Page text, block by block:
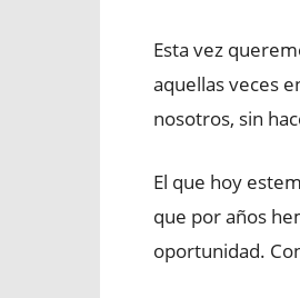
Esta vez
aquellas veces
nosotros, sin
El que hoy
que por años
oportunidad.